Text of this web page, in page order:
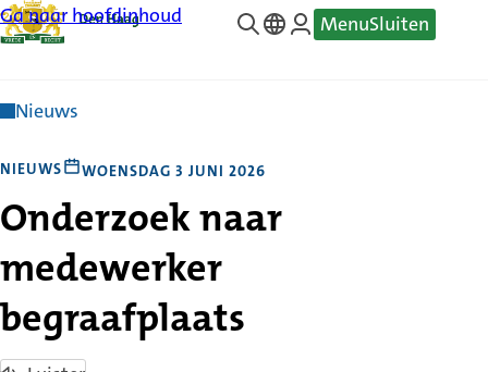
Ga naar hoofdinhoud
—
MenuSluiten
Nieuws
NIEUWS WOENSDAG 3 JUNI 2026
Onderzoek naar
medewerker
begraafplaats